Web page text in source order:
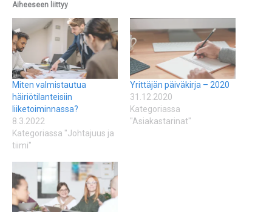
Aiheeseen liittyy
Miten valmistautua
häiriötilanteisiin
liiketoiminnassa?
8.3.2022
Kategoriassa "Johtajuus ja
tiimi"
Yrittäjän päiväkirja – 2020
31.12.2020
Kategoriassa
"Asiakastarinat"